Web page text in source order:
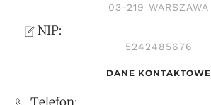
03-219 WARSZAWA
NIP:
5242485676
DANE KONTAKTOWE